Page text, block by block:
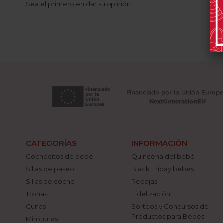
Sea el primero en dar su opinión !
CATEGORÍAS
Cochecitos de bebé
Sillas de paseo
Sillas de coche
Tronas
Cunas
Minicunas
INFORMACIÓN
Quincena del bebé
Black Friday bebés
Rebajas
Fidelización
Sorteos y Concursos de
Productos para Bebés